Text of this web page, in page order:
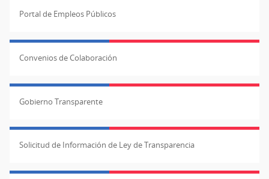
Portal de Empleos Públicos
Convenios de Colaboración
Gobierno Transparente
Solicitud de Información de Ley de Transparencia